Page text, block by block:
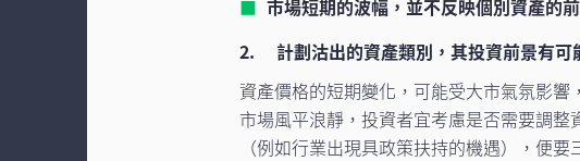
市場短期的波幅，並不反映個別資產的
2. 計劃沽出的資產類別，其投資前景有可
資產價格的短期變化，可能受大市氣氛影
市場風平浪靜，投資者宜考慮是否需要調
（例如行業出現具政策扶持的機遇），便要